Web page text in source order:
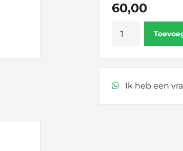
60,00
Kit
Ik heb een